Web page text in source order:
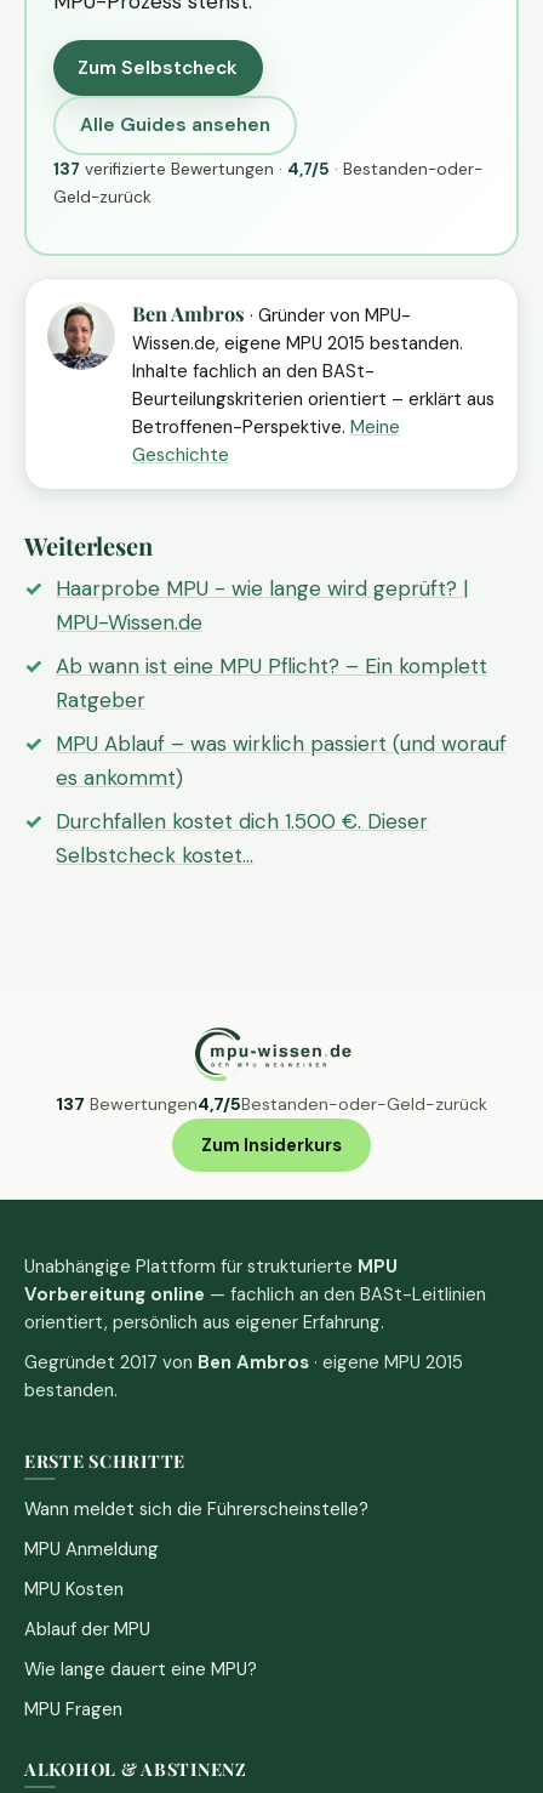
Zum Selbstcheck
Alle Guides ansehen
137 verifizierte Bewertungen · 4,7/5 · Bestanden-oder-
Geld-zurück
Ben Ambros · Gründer von MPU-
Wissen.de, eigene MPU 2015 bestanden.
Inhalte fachlich an den BASt-
Beurteilungskriterien orientiert – erklärt aus
Betroffenen-Perspektive. Meine
Geschichte
Weiterlesen
Haarprobe MPU - wie lange wird geprüft? |
MPU-Wissen.de
Ab wann ist eine MPU Pflicht? – Ein komplett
Ratgeber
MPU Ablauf – was wirklich passiert (und worauf
es ankommt)
Durchfallen kostet dich 1.500 €. Dieser
Selbstcheck kostet…
137 Bewertungen4,7/5Bestanden-oder-Geld-zurück
Zum Insiderkurs
Unabhängige Plattform für strukturierte MPU
Vorbereitung online — fachlich an den BASt-Leitlinien
orientiert, persönlich aus eigener Erfahrung.
Gegründet 2017 von Ben Ambros · eigene MPU 2015
bestanden.
ERSTE SCHRITTE
Wann meldet sich die Führerscheinstelle?
MPU Anmeldung
MPU Kosten
Ablauf der MPU
Wie lange dauert eine MPU?
MPU Fragen
ALKOHOL & ABSTINENZ